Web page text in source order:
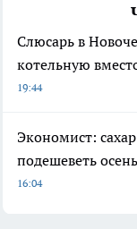
Слюсарь в
котельную
19:44
Экономист:
подешеветь
16:04